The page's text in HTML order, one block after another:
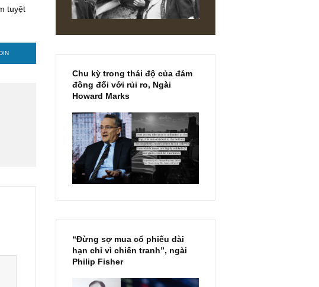
lặng, chẳng có phản
BBT về nhóm cổ
ấn phẩm tuyệt
Chu kỳ trong thái độ của đám
đông đối với rủi ro, Ngài
Howard Marks